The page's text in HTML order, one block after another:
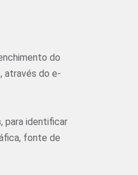
do
através do e-
, para identificar
fonte de